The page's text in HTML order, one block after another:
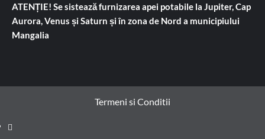
ATENȚIE! Se sistează furnizarea apei potabile la Jupiter, Cap
Aurora, Venus și Saturn și în zona de Nord a municipiului
Mangalia
Termeni si Conditii
Prima